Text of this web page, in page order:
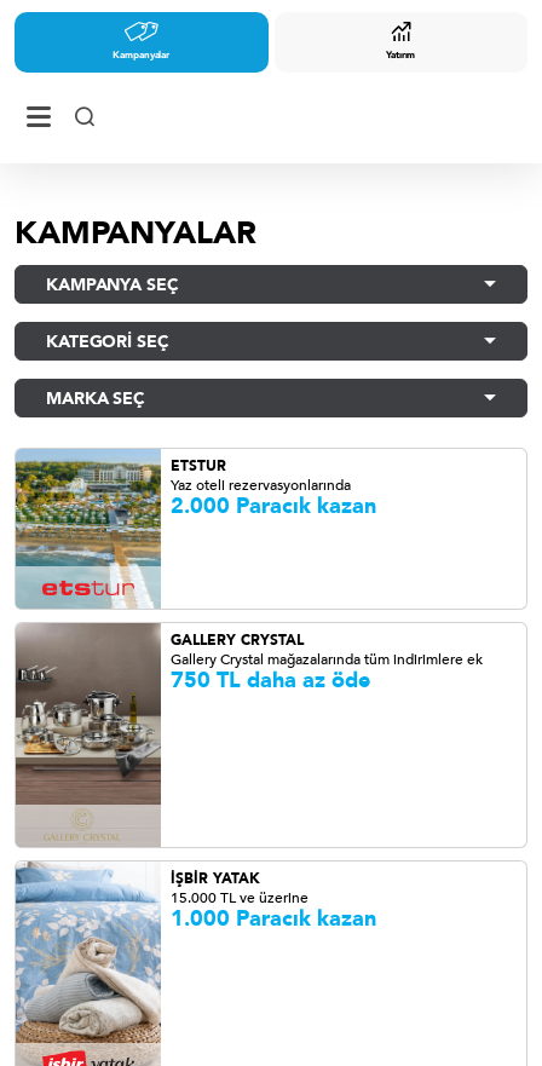
Kampanyalar Yatırım
KAMPANYALAR
KAMPANYA SEÇ
KATEGORİ SEÇ
MARKA SEÇ
ETSTUR
Yaz oteli rezervasyonlarında
2.000 Paracık kazan
GALLERY CRYSTAL
Gallery Crystal mağazalarında tüm indirimlere ek
750 TL daha az öde
İŞBİR YATAK
15.000 TL ve üzerine
1.000 Paracık kazan